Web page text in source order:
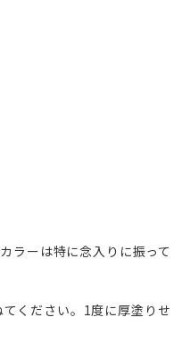
ラーは特に念入りに振って
ください。1度に厚塗りせ